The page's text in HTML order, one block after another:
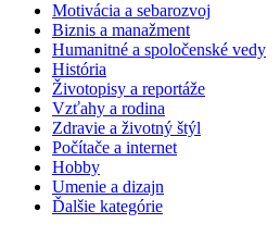
Motivácia a sebarozvoj
Biznis a manažment
Humanitné a spoločenské vedy
História
Životopisy a reportáže
Vzťahy a rodina
Zdravie a životný štýl
Počítače a internet
Hobby
Umenie a dizajn
Ďalšie kategórie